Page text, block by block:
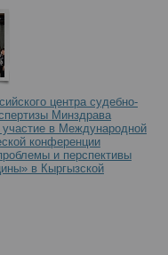
центра судебно-
Минздрава
участие в Международной
конференции
и перспективы
в Кыргызской